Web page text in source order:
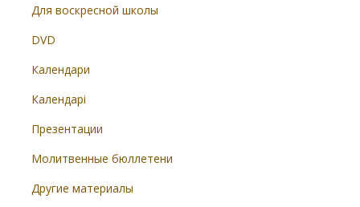
Для воскресной школы
DVD
Календари
Календарі
Презентации
Молитвенные бюллетени
Другие материалы